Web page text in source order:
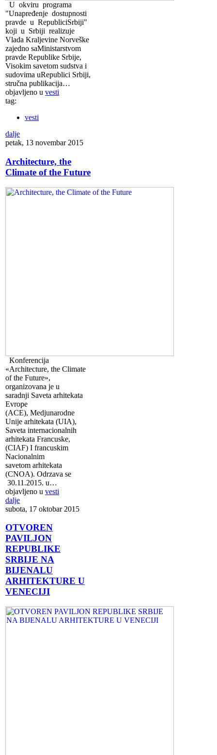
U okviru programa
"Unapređenje dostupnosti
pravde u RepubliciSrbiji"
koji u Srbiji realizuje
Vlada Kraljevine Norveške
zajedno saMinistarstvom
pravde Republike Srbije,
Visokim savetom sudstva i
sudovima uRepublici Srbiji,
stručna publikacija…
objavljeno u vesti
tag:
vesti
dalje
petak, 13 novembar 2015
Architecture, the
Climate of the Future
Konferencija
«Architecture, the Climate
of the Future»,
organizovana je u
saradnji Saveta arhitekata
Evrope
(ACE), Medjunarodne
Unije arhitekata (UIA),
Saveta internacionalnih
arhitekata Francuske,
(CIAF) I francuskim
Nacionalnim
savetom arhitekata
(CNOA). Odrzava se
30.11.2015. u…
objavljeno u vesti
dalje
subota, 17 oktobar 2015
OTVOREN
PAVILJON
REPUBLIKE
SRBIJE NA
BIJENALU
ARHITEKTURE U
VENECIJI